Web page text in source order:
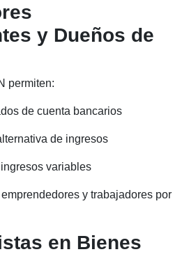
y Dueños de
permiten:
de cuenta bancarios
de ingresos
variables
y trabajadores por
en Bienes